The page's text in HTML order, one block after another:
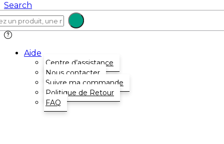
Search
Aide
Centre d’assistance
Nous contacter
Suivre ma commande
Politique de Retour
FAQ